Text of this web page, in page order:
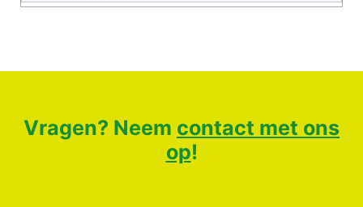
Vragen? Neem contact met ons
op!